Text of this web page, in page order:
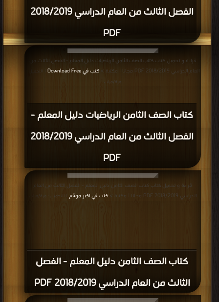
الفصل الثالث من العام الدراسي 2018/2019
PDF
كتاب الصف الثامن الرياضيات دليل المعلم -
الفصل الثالث من العام الدراسي 2018/2019
PDF
قراءة و تحميل كتاب كتاب الصف الثامن الرياضيات دليل المعلم - الفصل الثالث من
العام الدراسي 2018/2019 PDF مجانا | مكتبة >
كتب في Download Free
| التحميل :
مرة/مرات
كتاب الصف الثامن دليل المعلم - الفصل
الثالث من العام الدراسي 2018/2019 PDF
قراءة و تحميل كتاب كتاب الصف الثامن دليل المعلم - الفصل الثالث من العام
الدراسي 2018/2019 PDF مجانا | مكتبة >
كتب في اكبر موقع | التحميل : مرة/مرات